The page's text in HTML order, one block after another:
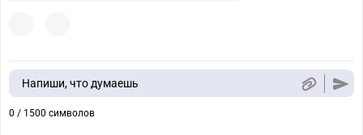
Напиши, что думаешь
0 / 1500 символов